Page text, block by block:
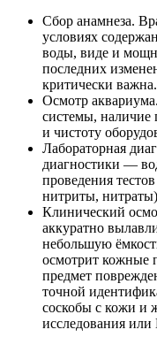
Сбор анамнеза.
условиях
воды, виде и
последних
критически важна.
Осмотр
системы, наличие
и чистоту
Лабораторная
диагностики —
проведения
нитриты,
Клинический
аккуратно
небольшую
осмотрит кожные
предмет
точной
соскобы с кожи и
исследования